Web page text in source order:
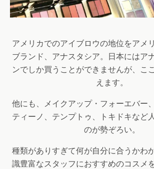
アメリカでのアイブロウの地位をアメ
ブランド、アナスタシア。日本にはア
ンでしか買うことができませんが、こ
えます。
他にも、メイクアップ・フォーエバー
ティーノ、テンプトゥ、トキドキなど
のが勢ぞろい。
種類がありすぎて何が自分に合うかわ
識豊富なスタッフにおすすめのコスメ